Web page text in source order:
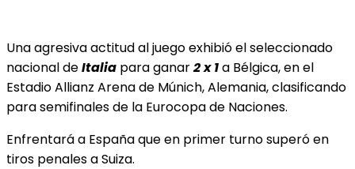
Una agresiva actitud al juego exhibió el seleccionado
nacional deItalia para ganar2 x 1a Bélgica, en el
Estadio Allianz Arena de Múnich, Alemania, clasificando
para semifinales de la Eurocopa de Naciones.
Enfrentará a España que en primer turno superó en
tiros penales a Suiza.